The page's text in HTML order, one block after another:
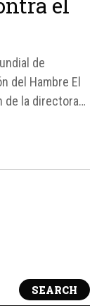
de
del Hambre El
de la directora
de la
SEARCH